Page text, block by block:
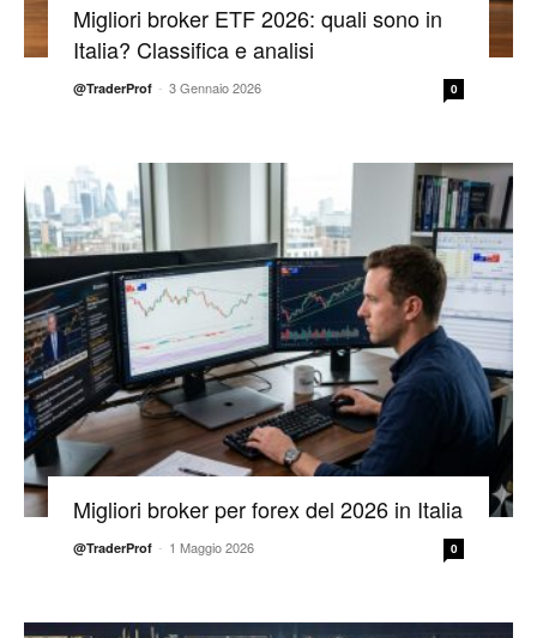
Migliori broker ETF 2026: quali sono in
Italia? Classifica e analisi
@TraderProf - 3 Gennaio 2026 0
Migliori broker per forex del 2026 in Italia
@TraderProf - 1 Maggio 2026 0